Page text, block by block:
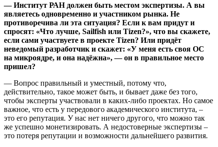
— Институт РАН должен быть местом экспертизы. А вы
являетесь одновременно и участником рынка. Не
противоречива ли эта ситуация? Если к вам придут и
спросят: «Что лучше, Sailfish или Tizen?», что вы скажете,
если сами участвуете в проекте Tizen? Или придёт
неведомый разработчик и скажет: «У меня есть своя ОС
на микроядре, и она надёжна», — он в правильное место
пришел?
— Вопрос правильный и уместный, потому что,
действительно, такое может быть, и бывает даже без того,
чтобы эксперты участвовали в каких-либо проектах. Но самое
важное, что есть у передового академического института, –
это его репутация. У нас нет ничего другого, что можно так
же успешно монетизировать. А недостоверные экспертизы –
это потеря репутации и возможности дальнейшего развития.